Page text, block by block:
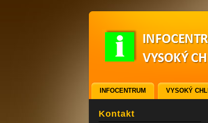
Kontakt
INFOCENTRUM VYSOKÝ